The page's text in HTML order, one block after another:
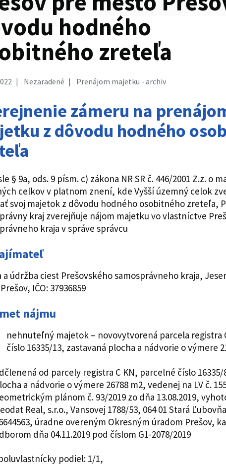
hodného
zreteľa
Nezaradené Prenájom majetku - archiv
zámeru na
z dôvodu hodného
§ 9a, ods. 9 písm. c) zákona NR SR č. 446/2001 Z.z. o
celkov v platnom znení, kde Vyšší územný celok
svoj majetok z dôvodu hodného osobitného zreteľa,
kraj zverejňuje nájom majetku vo vlastníctve
kraja v správe správcu
a údržba ciest Prešovského samosprávneho kraja,
IČO: 37936859
nájmu
nehnuteľný majetok – novovytvorená parcela registra
číslo 16335/13, zastavaná plocha a nádvorie o výmere
od parcely registra C KN, parcelné číslo 16335/
a nádvorie o výmere 26788 m2, vedenej na LV č.
plánom č. 93/2019 zo dňa 13.08.2019,
Real, s.r.o., Vansovej 1788/53, 064 01 Stará
úradne overeným Okresným úradom Prešov,
dňa 04.11.2019 pod číslom G1-2078/2019
podiel: 1/1,